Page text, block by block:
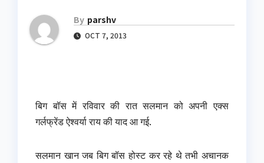
By parshv
OCT 7, 2013
बिग बॉस में रविवार की रात सलमान को अपनी एक्स
गर्लफ्रेंड ऐश्वर्या राय की याद आ गई.
सलमान खान जब बिग बॉस होस्ट कर रहे थे तभी अचानक